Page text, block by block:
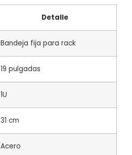
Detalle
Bandeja fija para rack
19 pulgadas
1U
31 cm
Acero